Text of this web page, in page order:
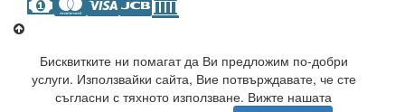
Бисквитките ни помагат да Ви предложим по-добри
услуги. Използвайки сайта, Вие потвърждавате, че сте
съгласни с тяхното използване. Вижте нашата